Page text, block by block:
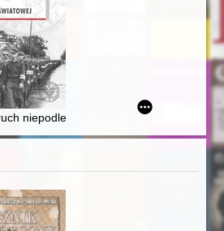
Biblioteki Wojewódzkiej w Opolu w
niepodległościowy w czasie II wojny